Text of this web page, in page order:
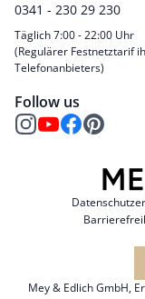
0341 - 230 29 230
Täglich 7:00 - 22:00 Uhr
(Regulärer Festnetztarif
Telefonanbieters)
Follow us
Mey & Edlich GmbH,